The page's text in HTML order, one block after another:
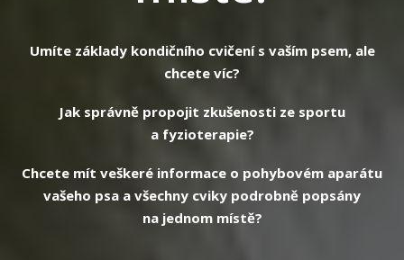
Umíte základy kondičního cvičení s vaším psem, ale
chcete víc?
Jak správně propojit zkušenosti ze sportu
a fyzioterapie?
Chcete mít veškeré informace o pohybovém aparátu
vašeho psa a všechny cviky podrobně popsány
na jednom místě?